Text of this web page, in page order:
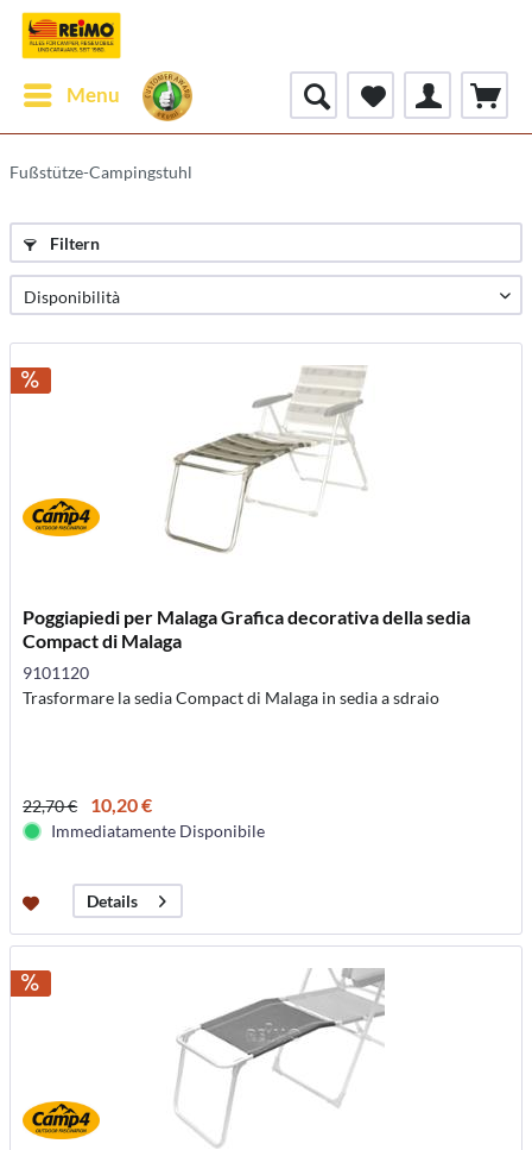
Menu
Fußstütze-Campingstuhl
Filtern
Poggiapiedi per Malaga Grafica decorativa della sedia
Compact di Malaga
9101120
Trasformare la sedia Compact di Malaga in sedia a sdraio
22,70 € 10,20 €
Immediatamente Disponibile
Details